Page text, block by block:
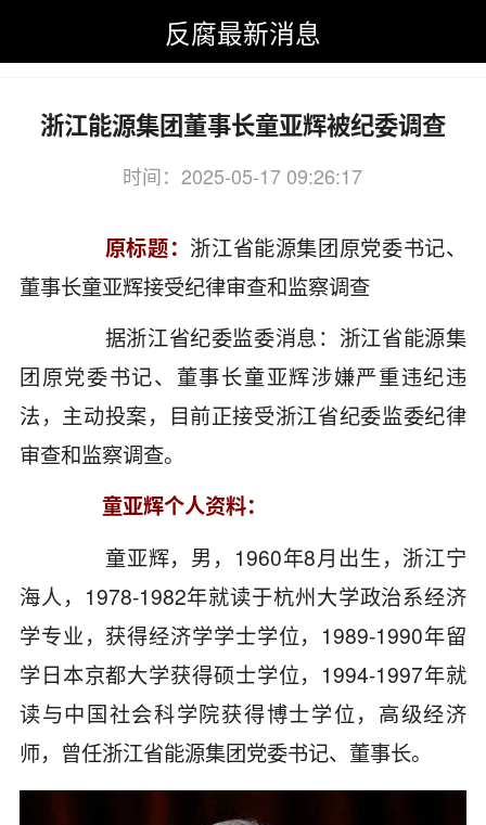
反腐最新消息
反腐最新消息>浙江
浙江能源集团董事长童亚辉被纪委调查
时间：2025-05-17 09:26:17
关键词：浙江,能源,集团,董事长
原标题： 浙江省能源集团原党委书记、
董事长童亚辉接受纪律审查和监察调查
据浙江省纪委监委消息：浙江省能源集
团原党委书记、董事长童亚辉涉嫌严重违纪违
法，主动投案，目前正接受浙江省纪委监委纪律
审查和监察调查。
童亚辉个人资料：
童亚辉，男，1960年8月出生，浙江宁
海人，1978-1982年就读于杭州大学政治系经济
学专业，获得经济学学士学位，1989-1990年留
学日本京都大学获得硕士学位，1994-1997年就
读与中国社会科学院获得博士学位，高级经济
师，曾任浙江省能源集团党委书记、董事长。